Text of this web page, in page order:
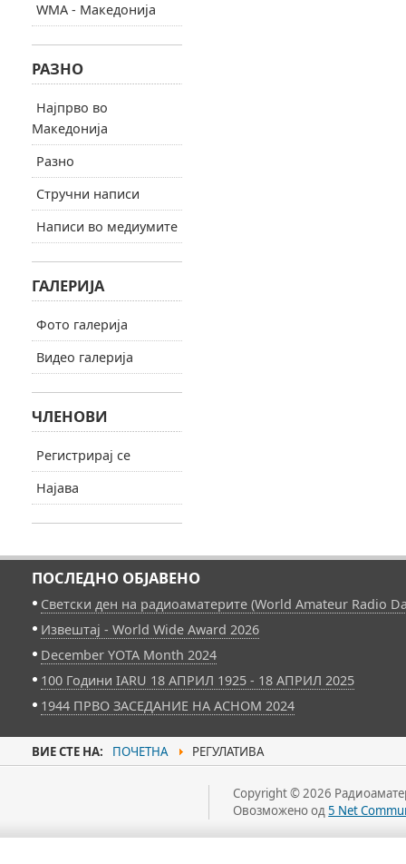
WMA - Македонија
РАЗНО
Најпрво во
Македонија
Разно
Стручни написи
Написи во медиумите
ГАЛЕРИЈА
Фото галерија
Видео галерија
ЧЛЕНОВИ
Регистрирај се
Најава
ПОСЛЕДНО ОБЈАВЕНО
Светски ден на радиоаматерите (World Amateur Radio
Извештај - World Wide Award 2026
December YOTA Month 2024
100 Години IARU 18 АПРИЛ 1925 - 18 АПРИЛ 2025
1944 ПРВО ЗАСЕДАНИЕ НА АСНОМ 2024
ВИЕ СТЕ НА: ПОЧЕТНА РЕГУЛАТИВА
Copyright © 2026
Овозможено од5 Net